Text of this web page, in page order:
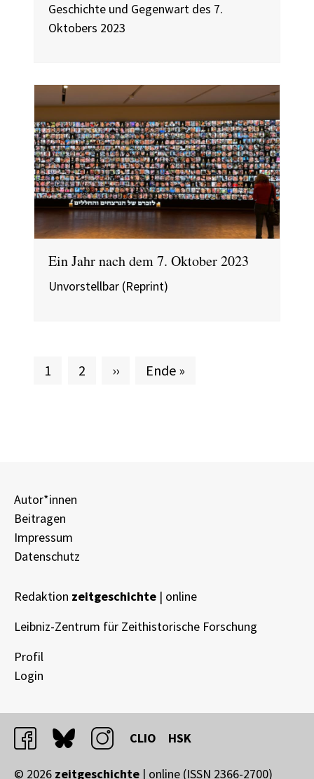
Geschichte und Gegenwart des 7.
Oktobers 2023
Ein Jahr nach dem 7. Oktober 2023
Unvorstellbar (Reprint)
Aktuelle Seite
1 Seite
2 Nächste Seite
›› Letzte Seite
Ende »
Autor*innen
Beitragen
Impressum
Datenschutz
Redaktion zeitgeschichte | online
Leibniz-Zentrum für Zeithistorische Forschung
Profil
Login
facebookbluesky instagram
CLIO HSK
© 2026 zeitgeschichte | online (ISSN 2366-2700)